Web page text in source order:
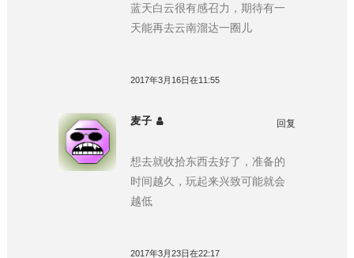
蓝天白云很有感召力，期待有一
天能再去云南溜达一圈儿
2017年3月16日在11:55
麦子 回复
想去就收拾东西去好了，准备的
时间越久，玩起来兴致可能就会
越低
2017年3月23日在22:17